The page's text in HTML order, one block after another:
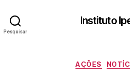
Pesquisar
Instituto
AÇÕES